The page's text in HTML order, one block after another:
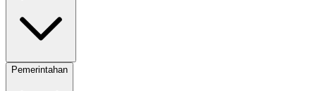
Pemerintahan